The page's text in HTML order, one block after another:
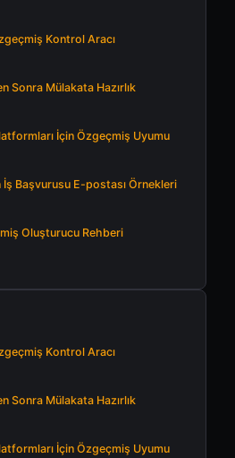
Kontrol Aracı
Sonra Mülakata Hazırlık
İçin Özgeçmiş Uyumu
Başvurusu E-postası Örnekleri
Oluşturucu Rehberi
Kontrol Aracı
Sonra Mülakata Hazırlık
İçin Özgeçmiş Uyumu